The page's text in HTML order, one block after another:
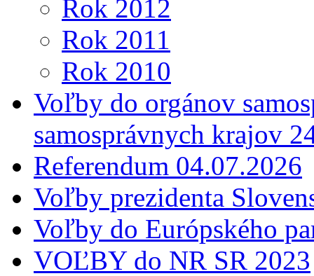
Rok 2012
Rok 2011
Rok 2010
Voľby do orgánov
samosprávnych krajov
Referendum 04.07.2026
Voľby prezidenta
Voľby do Európského
VOĽBY do NR SR 2023